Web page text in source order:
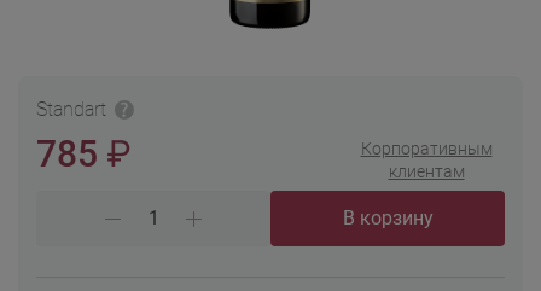
Standart
785 ₽
Корпоративным
клиентам
В корзину